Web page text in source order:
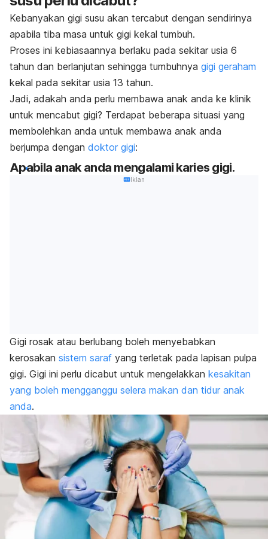
Kebanyakan gigi susu akan tercabut dengan sendirinya
apabila tiba masa untuk gigi kekal tumbuh.
Proses ini kebiasaannya berlaku pada sekitar usia 6
tahun dan berlanjutan sehingga tumbuhnya gigi geraham
kekal pada sekitar usia 13 tahun.
Jadi, adakah anda perlu membawa anak anda ke klinik
untuk mencabut gigi? Terdapat beberapa situasi yang
membolehkan anda untuk membawa anak anda
berjumpa dengan doktor gigi:
Apabila anak anda mengalami karies gigi.
Iklan
Gigi rosak atau berlubang boleh menyebabkan
kerosakan sistem saraf yang terletak pada lapisan pulpa
gigi. Gigi ini perlu dicabut untuk mengelakkan kesakitan
yang boleh mengganggu selera makan dan tidur anak
anda.